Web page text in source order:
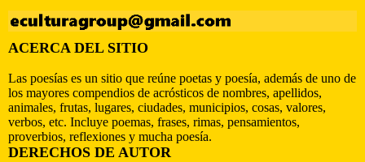
ACERCA DEL SITIO
Las poesías es un sitio que reúne poetas y poesía, además de uno de
los mayores compendios de acrósticos de nombres, apellidos,
animales, frutas, lugares, ciudades, municipios, cosas, valores,
verbos, etc. Incluye poemas, frases, rimas, pensamientos,
proverbios, reflexiones y mucha poesía.
DERECHOS DE AUTOR